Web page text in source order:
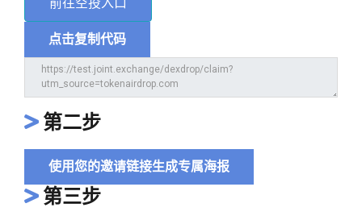
点击复制代码
第二步
使用您的邀请链接生成专属海报
第三步